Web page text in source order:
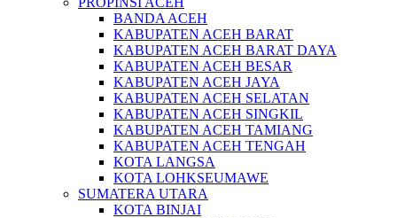
BANDA ACEH
KABUPATEN ACEH BARAT
KABUPATEN ACEH BARAT DAYA
KABUPATEN ACEH BESAR
KABUPATEN ACEH JAYA
KABUPATEN ACEH SELATAN
KABUPATEN ACEH SINGKIL
KABUPATEN ACEH TAMIANG
KABUPATEN ACEH TENGAH
KOTA LANGSA
KOTA LOHKSEUMAWE
SUMATERA UTARA
KOTA BINJAI